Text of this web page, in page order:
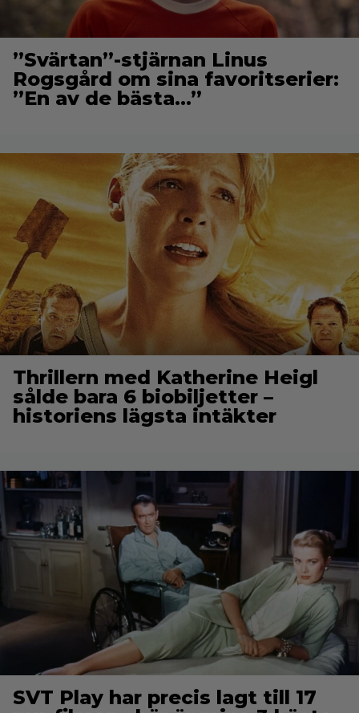
”Svärtan”-stjärnan Linus
Rogsgård om sina favoritserier:
”En av de bästa…”
Thrillern med Katherine Heigl
sålde bara 6 biobiljetter –
historiens lägsta intäkter
SVT Play har precis lagt till 17